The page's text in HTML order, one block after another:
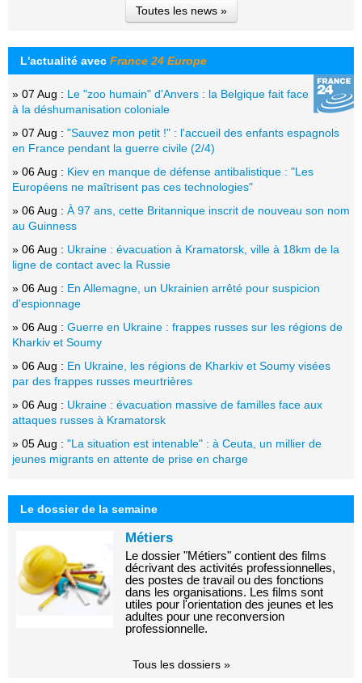
Toutes les news »
L'actualité avec France 24 Europe
» 07 Aug : Le "zoo humain" d'Anvers : la Belgique fait face
à la déshumanisation coloniale
» 07 Aug : "Sauvez mon petit !" : l'accueil des enfants espagnols
en France pendant la guerre civile (2/4)
» 06 Aug : Kiev en manque de défense antibalistique : "Les
Européens ne maîtrisent pas ces technologies"
» 06 Aug : À 97 ans, cette Britannique inscrit de nouveau son nom
au Guinness
» 06 Aug : Ukraine : évacuation à Kramatorsk, ville à 18km de la
ligne de contact avec la Russie
» 06 Aug : En Allemagne, un Ukrainien arrêté pour suspicion
d'espionnage
» 06 Aug : Guerre en Ukraine : frappes russes sur les régions de
Kharkiv et Soumy
» 06 Aug : En Ukraine, les régions de Kharkiv et Soumy visées
par des frappes russes meurtrières
» 06 Aug : Ukraine : évacuation massive de familles face aux
attaques russes à Kramatorsk
» 05 Aug : "La situation est intenable" : à Ceuta, un millier de
jeunes migrants en attente de prise en charge
Le dossier de la semaine
Métiers
Le dossier "Métiers" contient des films
décrivant des activités professionnelles,
des postes de travail ou des fonctions
dans les organisations. Les films sont
utiles pour l'orientation des jeunes et les
adultes pour une reconversion
professionnelle.
Tous les dossiers »